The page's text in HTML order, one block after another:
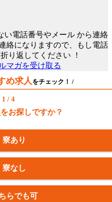
い電話番号やメール から連絡
絡になりますので、もし電話
り返してください ！
め求人をチェック！ /
1 / 4
お探しですか？
寮あり
寮なし
らでも可